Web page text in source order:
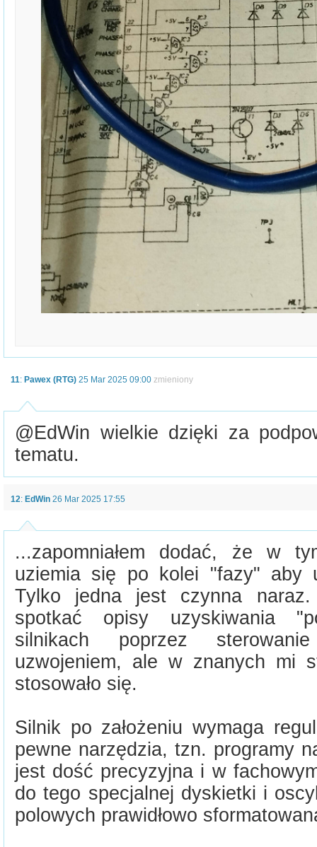
11: Pawex (RTG) 25 Mar 2025 09:00 zmieniony
@EdWin wielkie dzięki za
tematu.
12: EdWin 26 Mar 2025 17:55
...zapomniałem dodać, że w
uziemia się po kolei "fazy" aby
Tylko jedna jest czynna
spotkać opisy uzyskiwania
silnikach poprzez
uzwojeniem, ale w znanych mi
stosowało się.
Silnik po założeniu wymaga
pewne narzędzia, tzn. programy
jest dość precyzyjna i w
do tego specjalnej dyskietki i
polowych prawidłowo